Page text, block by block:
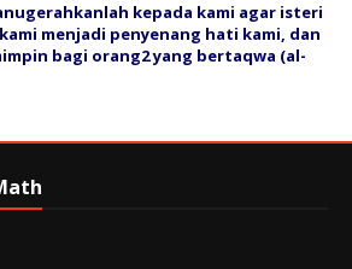
kepada kami agar isteri
menjadi penyenang hati kami, dan
bagi orang2 yang bertaqwa (al-